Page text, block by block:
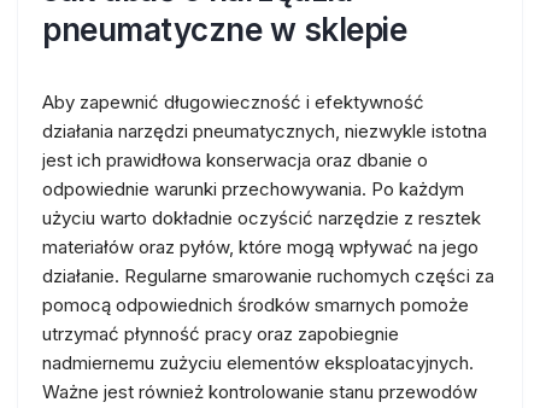
pneumatyczne w sklepie
Aby zapewnić długowieczność i efektywność
działania narzędzi pneumatycznych, niezwykle istotna
jest ich prawidłowa konserwacja oraz dbanie o
odpowiednie warunki przechowywania. Po każdym
użyciu warto dokładnie oczyścić narzędzie z resztek
materiałów oraz pyłów, które mogą wpływać na jego
działanie. Regularne smarowanie ruchomych części za
pomocą odpowiednich środków smarnych pomoże
utrzymać płynność pracy oraz zapobiegnie
nadmiernemu zużyciu elementów eksploatacyjnych.
Ważne jest również kontrolowanie stanu przewodów